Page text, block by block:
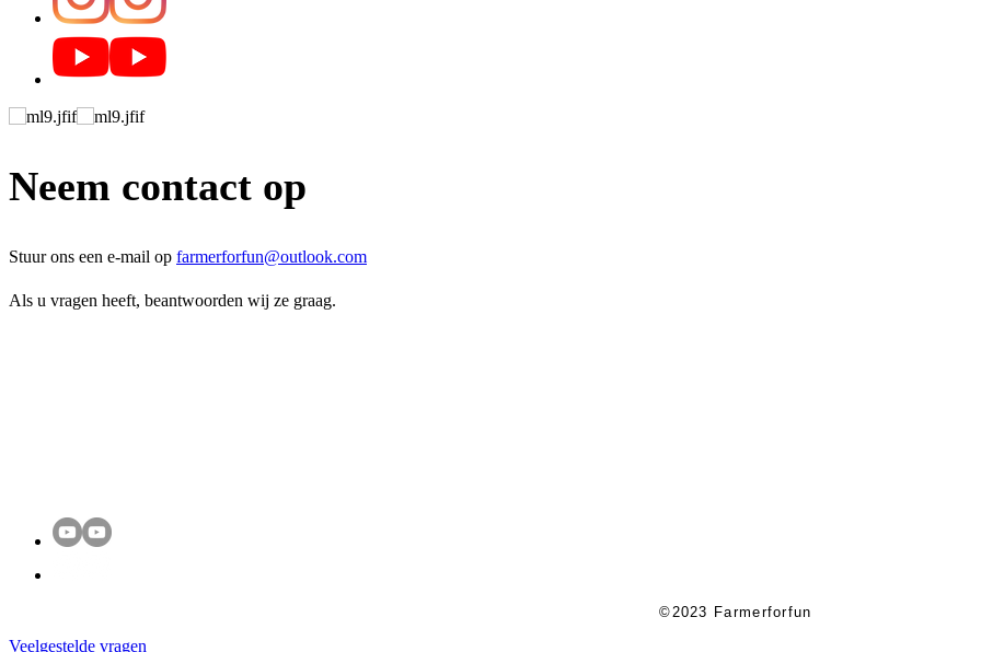
Neem contact op
Stuur ons een e-mail op farmerforfun@outlook.com
Als u vragen heeft, beantwoorden wij ze graag.
©2023 Farmerforfun
Veelgestelde vragen